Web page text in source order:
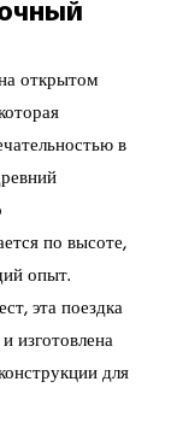
открытом
в
по высоте,
опыт.
эта поездка
изготовлена
для